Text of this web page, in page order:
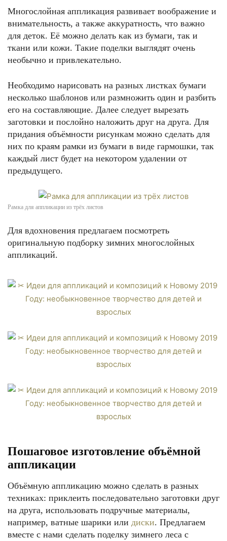
Многослойная аппликация развивает воображение и
внимательность, а также аккуратность, что важно
для деток. Её можно делать как из бумаги, так и
ткани или кожи. Такие поделки выглядят очень
необычно и привлекательно.
Необходимо нарисовать на разных листках бумаги
несколько шаблонов или размножить один и разбить
его на составляющие. Далее следует вырезать
заготовки и послойно наложить друг на друга. Для
придания объёмности рисункам можно сделать для
них по краям рамки из бумаги в виде гармошки, так
каждый лист будет на некотором удалении от
предыдущего.
Рамка для аппликации из трёх листов
Для вдохновения предлагаем посмотреть
оригинальную подборку зимних многослойных
аппликаций.
Пошаговое изготовление объёмной
аппликации
Объёмную аппликацию можно сделать в разных
техниках: приклеить последовательно заготовки друг
на друга, использовать подручные материалы,
например, ватные шарики или диски. Предлагаем
вместе с нами сделать поделку зимнего леса с